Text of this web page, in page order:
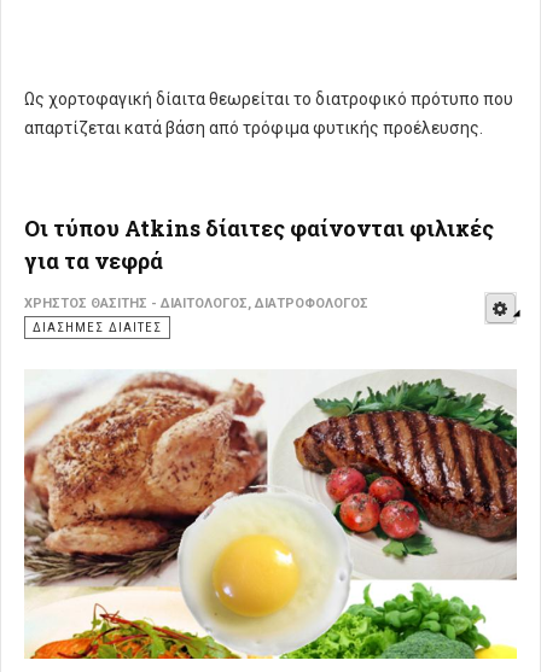
Ως χορτοφαγική δίαιτα θεωρείται το διατροφικό πρότυπο που
απαρτίζεται κατά βάση από τρόφιμα φυτικής προέλευσης.
Οι τύπου Atkins δίαιτες φαίνονται φιλικές
για τα νεφρά
ΧΡΉΣΤΟΣ ΘΑΣΊΤΗΣ - ΔΙΑΙΤΟΛΌΓΟΣ, ΔΙΑΤΡΟΦΟΛΌΓΟΣ
ΔΙΆΣΗΜΕΣ ΔΊΑΙΤΕΣ